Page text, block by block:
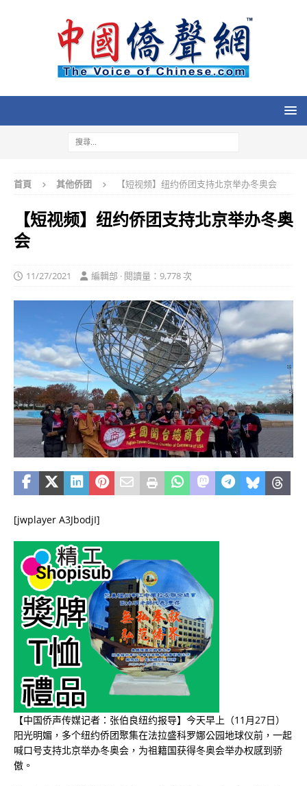
首頁 其他侨团 【短视频】纽约侨团支持北京举办冬奥会
【短视频】纽约侨团支持北京举办冬奥
会
11/27/2021 編輯部 · 閱讀量：9,778 次
[jwplayer A3JbodjI]
【中国侨声传媒记者：张伯良纽约报导】今天早上（11 月27日）
阳光明媚，多个纽约侨团聚集在法拉盛科罗娜公园地球仪前，一起
喊口号支持北京举办冬奥会，为祖籍国获得冬奥会举办权感到骄
傲。